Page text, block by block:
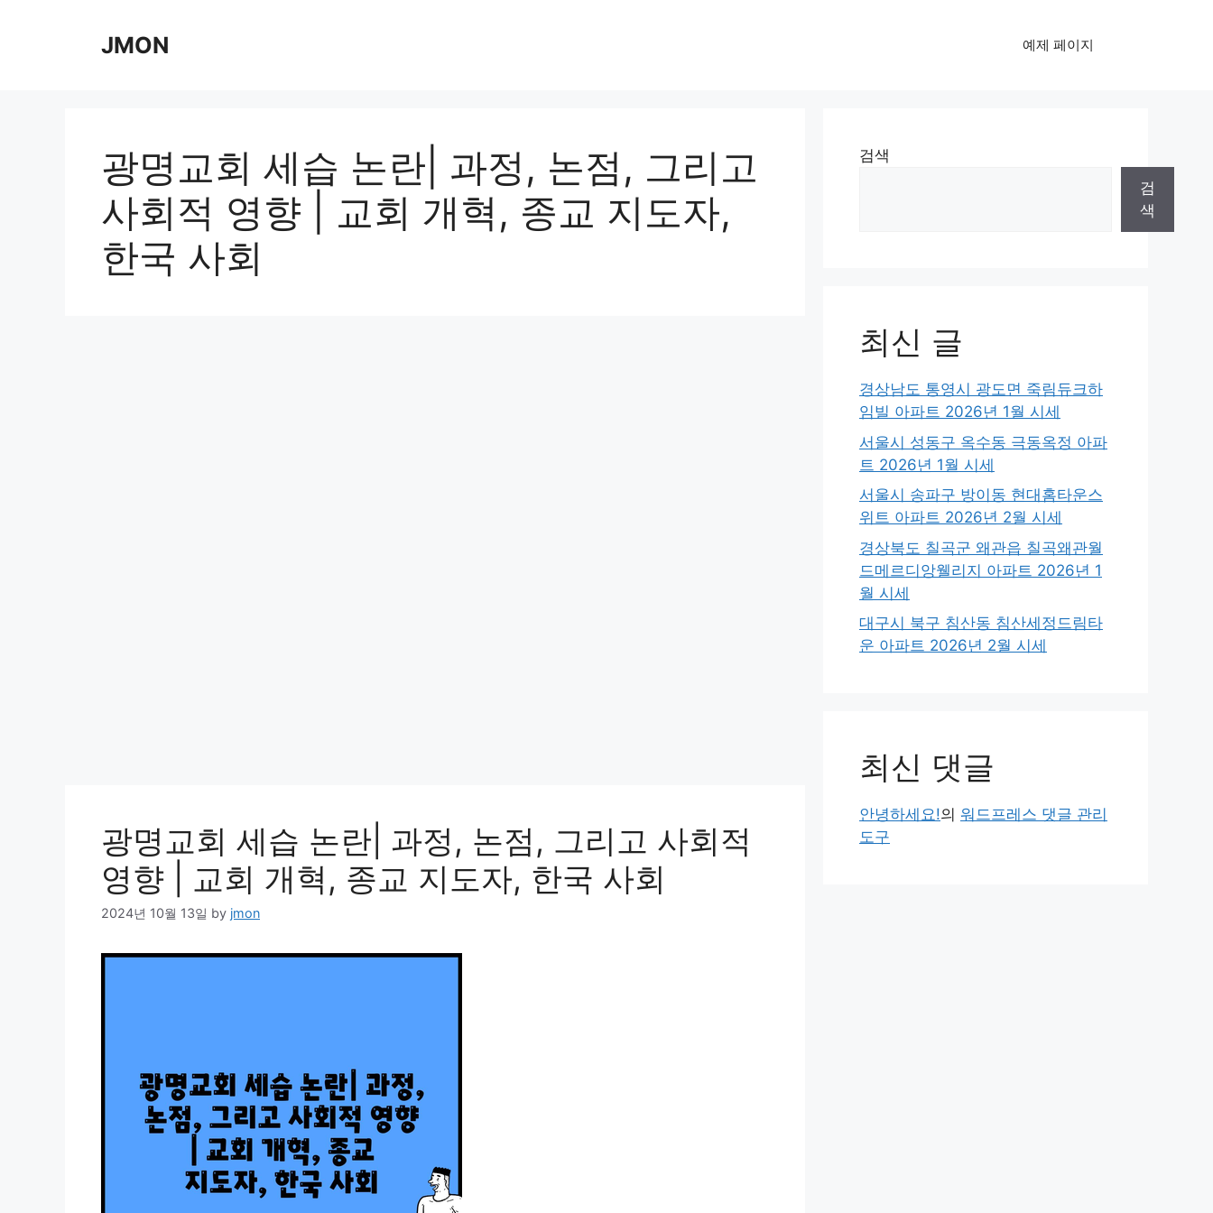
JMON 예제 페이지
광명교회 세습 논란| 과정, 논점, 그리고
사회적 영향 | 교회 개혁, 종교 지도자,
한국 사회
광명교회 세습 논란| 과정, 논점, 그리고 사회적
영향 | 교회 개혁, 종교 지도자, 한국 사회
2024년 10월 13일 by jmon
검색
검
색
최신 글
경상남도 통영시 광도면 죽림듀크하
임빌 아파트 2026년 1월 시세
서울시 성동구 옥수동 극동옥정 아파
트 2026년 1월 시세
서울시 송파구 방이동 현대홈타운스
위트 아파트 2026년 2월 시세
경상북도 칠곡군 왜관읍 칠곡왜관월
드메르디앙웰리지 아파트 2026년 1
월 시세
대구시 북구 침산동 침산세정드림타
운 아파트 2026년 2월 시세
최신 댓글
안녕하세요!의 워드프레스 댓글 관리
도구